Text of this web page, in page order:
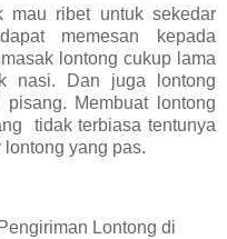
mau ribet untuk sekedar
memesan kepada
lontong cukup lama
nasi. Dan juga lontong
Membuat lontong
tidak terbiasa tentunya
lontong yang pas.
Lontong di